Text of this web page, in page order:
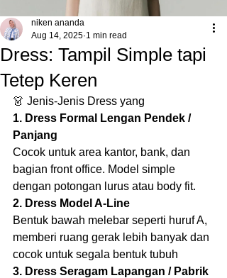
Dress: Tampil Simple tapi
Tetep Keren
niken ananda
Aug 14, 2025 1 min read
👗 Jenis-Jenis Dress yang
1. Dress Formal Lengan Pendek /
Panjang
Cocok untuk area kantor, bank, dan
bagian front office. Model simple
dengan potongan lurus atau body fit.
2. Dress Model A-Line
Bentuk bawah melebar seperti huruf A,
memberi ruang gerak lebih banyak dan
cocok untuk segala bentuk tubuh
3. Dress Seragam Lapangan / Pabrik